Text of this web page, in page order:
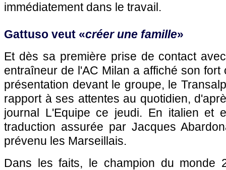
immédiatement dans le travail.
Gattuso veut «créer une famille»
Et dès sa première prise de contact
entraîneur de l'AC Milan a affiché son
présentation devant le groupe, le
rapport à ses attentes au quotidien,
journal L'Equipe ce jeudi. En italien et
traduction assurée par Jacques
prévenu les Marseillais.
Dans les faits, le champion du monde